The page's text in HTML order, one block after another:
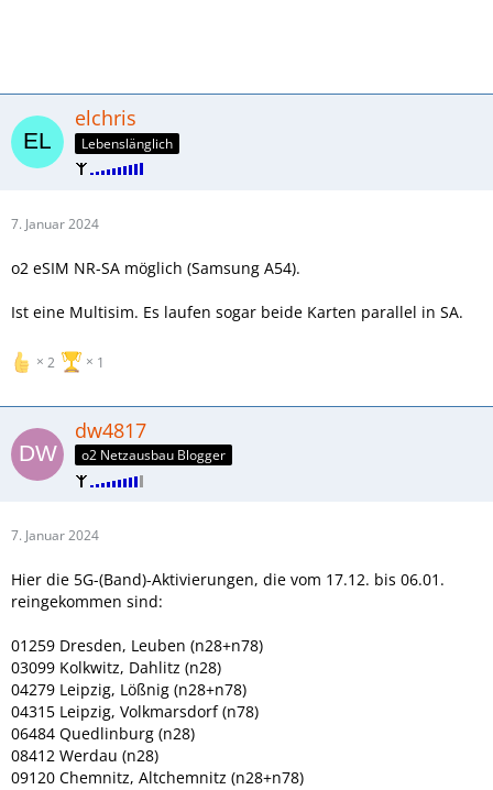
elchris
Lebenslänglich
7. Januar 2024
o2 eSIM NR-SA möglich (Samsung A54).
Ist eine Multisim. Es laufen sogar beide Karten parallel in SA.
2 1
dw4817
o2 Netzausbau Blogger
7. Januar 2024
Hier die 5G-(Band)-Aktivierungen, die vom 17.12. bis 06.01.
reingekommen sind:
01259 Dresden, Leuben (n28+n78)
03099 Kolkwitz, Dahlitz (n28)
04279 Leipzig, Lößnig (n28+n78)
04315 Leipzig, Volkmarsdorf (n78)
06484 Quedlinburg (n28)
08412 Werdau (n28)
09120 Chemnitz, Altchemnitz (n28+n78)